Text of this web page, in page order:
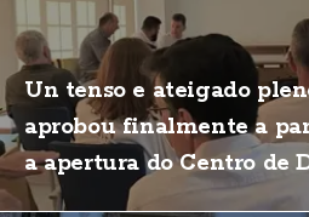
Un tenso e ateigado
aprobou finalmente a
a apertura do Centro de